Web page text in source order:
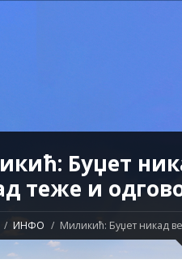
Буџет
теже и
ИНФО Миликић: Буџет никад